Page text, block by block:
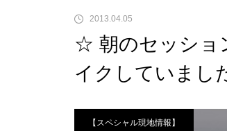
2013.04.05
☆ 朝のセッショ
イクしていま
【スペシャル現地情報】